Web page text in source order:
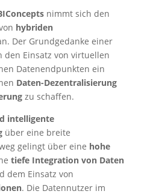
nimmt sich den
hybriden
Der Grundgedanke einer
den Einsatz von virtuellen
Datenendpunkten ein
Daten-Dezentralisierung
zu schaffen.
intelligente
über eine breite
gelingt über eine hohe
tiefe Integration von Daten
dem Einsatz von
. Die Datennutzer im